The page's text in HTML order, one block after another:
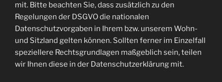
mit. Bitte beachten Sie, dass zusätzlich zu den
Regelungen der DSGVO die nationalen
Datenschutzvorgaben in Ihrem bzw. unserem Wohn-
und Sitzland gelten können. Sollten ferner im Einzelfall
speziellere Rechtsgrundlagen maßgeblich sein, teilen
wir Ihnen diese in der Datenschutzerklärung mit.